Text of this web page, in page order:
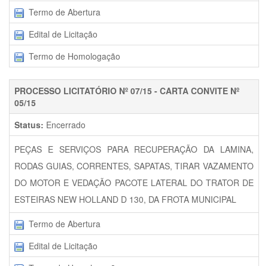
Termo de Abertura
Edital de Licitação
Termo de Homologação
PROCESSO LICITATÓRIO Nº 07/15 - CARTA CONVITE Nº
05/15
Status: Encerrado
PEÇAS E SERVIÇOS PARA RECUPERAÇÃO DA LAMINA,
RODAS GUIAS, CORRENTES, SAPATAS, TIRAR VAZAMENTO
DO MOTOR E VEDAÇÃO PACOTE LATERAL DO TRATOR DE
ESTEIRAS NEW HOLLAND D 130, DA FROTA MUNICIPAL
Termo de Abertura
Edital de Licitação